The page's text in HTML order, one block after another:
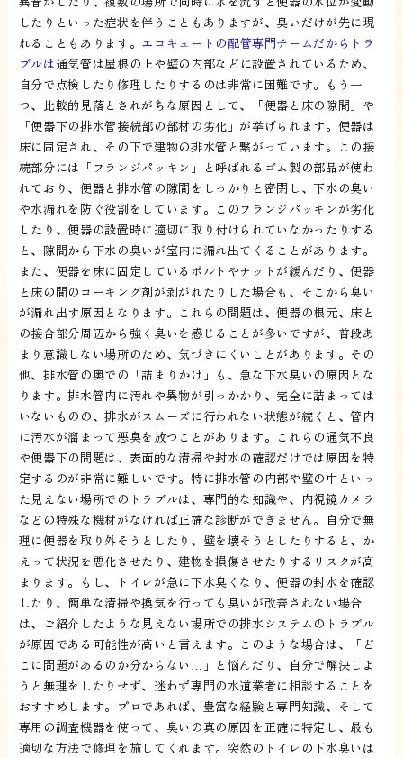
したりといった症状を伴うこともありますが、臭いだけが先に現
れることもあります。 エコキュートの配管専門チームだからトラ
ブルは通気管は屋根の上や壁の内部などに設置されているため、
自分で点検したり修理したりするのは非常に困難です。もう一
つ、比較的見落とされがちな原因として、「便器と床の隙間」や
「便器下の排水管接続部の部材の劣化」が挙げられます。便器は
床に固定され、その下で建物の排水管と繋がっています。この接
続部分には「フランジパッキン」と呼ばれるゴム製の部品が使わ
れており、便器と排水管の隙間をしっかりと密閉し、下水の臭い
や水漏れを防ぐ役割をしています。このフランジパッキンが劣化
したり、便器の設置時に適切に取り付けられていなかったりする
と、隙間から下水の臭いが室内に漏れ出てくることがあります。
また、便器を床に固定しているボルトやナットが緩んだり、便器
と床の間のコーキング剤が剥がれたりした場合も、そこから臭い
が漏れ出す原因となります。これらの問題は、便器の根元、床と
の接合部分周辺から強く臭いを感じることが多いですが、普段あ
まり意識しない場所のため、気づきにくいことがあります。その
他、排水管の奥での「詰まりかけ」も、急な下水臭いの原因とな
ります。排水管内に汚れや異物が引っかかり、完全に詰まっては
いないものの、排水がスムーズに行われない状態が続くと、管内
に汚水が溜まって悪臭を放つことがあります。これらの通気不良
や便器下の問題は、表面的な清掃や封水の確認だけでは原因を特
定するのが非常に難しいです。特に排水管の内部や壁の中といっ
た見えない場所でのトラブルは、専門的な知識や、内視鏡カメラ
などの特殊な機材がなければ正確な診断ができません。自分で無
理に便器を取り外そうとしたり、壁を壊そうとしたりすると、か
えって状況を悪化させたり、建物を損傷させたりするリスクが高
まります。もし、トイレが急に下水臭くなり、便器の封水を確認
したり、簡単な清掃や換気を行っても臭いが改善されない場合
は、ご紹介したような見えない場所での排水システムのトラブル
が原因である可能性が高いと言えます。このような場合は、「ど
こに問題があるのか分からない…」と悩んだり、自分で解決しよ
うと無理をしたりせず、迷わず専門の水道業者に相談することを
おすすめします。プロであれば、豊富な経験と専門知識、そして
専用の調査機器を使って、臭いの真の原因を正確に特定し、最も
適切な方法で修理を施してくれます。突然のトイレの下水臭いは